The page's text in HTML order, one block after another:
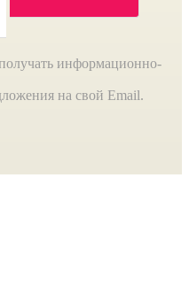
информационно-
на свой Email.